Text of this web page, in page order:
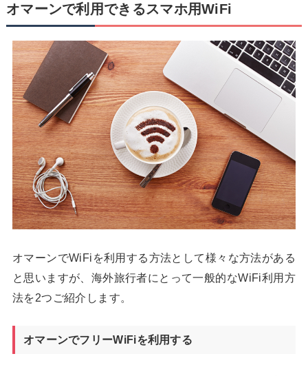
オマーンで利用できるスマホ用WiFi
オマーンでWiFiを利用する方法として様々な方法がある
と思いますが、海外旅行者にとって一般的なWiFi利用方
法を2つご紹介します。
オマーンでフリーWiFiを利用する